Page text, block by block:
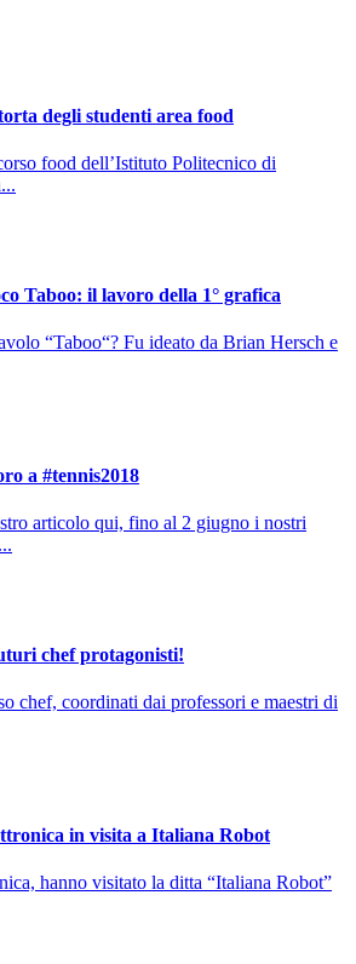
degli studenti area food
food dell’Istituto Politecnico di
Taboo: il lavoro della 1° grafica
“Taboo“? Fu ideato da Brian Hersch e
a #tennis2018
articolo qui, fino al 2 giugno i nostri
chef protagonisti!
chef, coordinati dai professori e maestri di
in visita a Italiana Robot
hanno visitato la ditta “Italiana Robot”